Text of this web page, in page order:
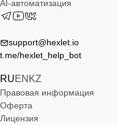
AI-автоматизация
support@hexlet.io
t.me/hexlet_help_bot
RUEN KZ
Правовая информация
Оферта
Лицензия